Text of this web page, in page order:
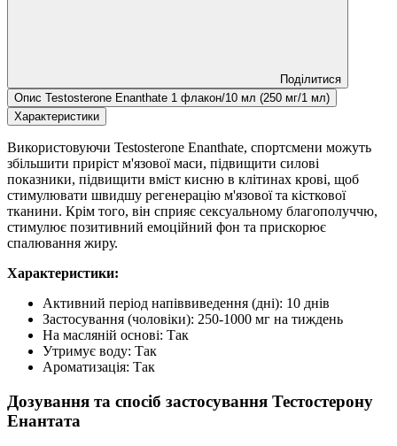
Поділитися
Опис Testosterone Enanthate 1 флакон/10 мл (250 мг/1 мл)
Характеристики
Використовуючи Testosterone Enanthate, спортсмени можуть
збільшити приріст м'язової маси, підвищити силові
показники, підвищити вміст кисню в клітинах крові, щоб
стимулювати швидшу регенерацію м'язової та кісткової
тканини. Крім того, він сприяє сексуальному благополуччю,
стимулює позитивний емоційний фон та прискорює
спалювання жиру.
Характеристики:
Активний період напіввиведення (дні): 10 днів
Застосування (чоловіки): 250-1000 мг на тиждень
На масляній основі: Так
Утримує воду: Так
Ароматизація: Так
Дозування та спосіб застосування Тестостерону
Енантата